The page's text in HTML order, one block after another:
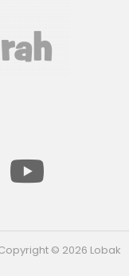
© 2026 Lobak